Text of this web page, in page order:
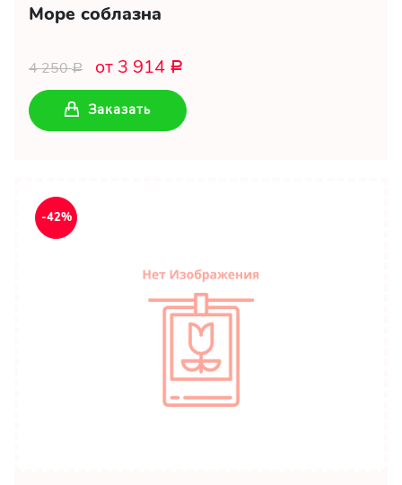
Море соблазна
4 250Р от 3 914 Р
Заказать
-42%